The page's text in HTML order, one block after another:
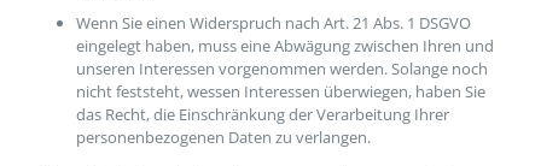
Wenn Sie einen Widerspruch nach Art. 21 Abs. 1 DSGVO
eingelegt haben, muss eine Abwägung zwischen Ihren und
unseren Interessen vorgenommen werden. Solange noch
nicht feststeht, wessen Interessen überwiegen, haben Sie
das Recht, die Einschränkung der Verarbeitung Ihrer
personenbezogenen Daten zu verlangen.